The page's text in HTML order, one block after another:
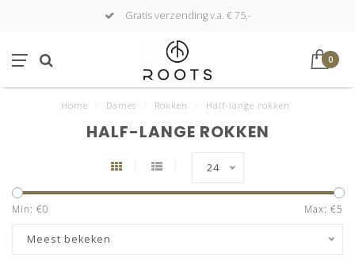
Gratis verzending v.a. € 75,-
0
Home Dames Rokken Half-lange rokken
HALF-LANGE ROKKEN
24
Min: €0 Max: €5
Meest bekeken